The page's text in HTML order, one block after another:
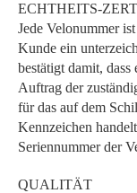
ECHTHEITS-
Jede Velonummer
Kunde ein
bestätigt damit,
Auftrag der
für das auf dem
Kennzeichen
Seriennummer der
QUALITÄT